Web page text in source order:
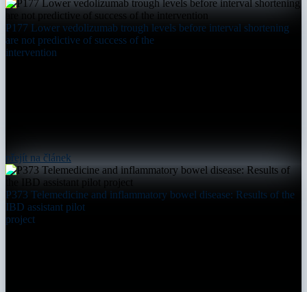
P177 Lower vedolizumab trough levels before interval shortening
are not predictive of success of the
intervention
přejít na článek
P373 Telemedicine and inflammatory bowel disease: Results of the
IBD assistant pilot
project